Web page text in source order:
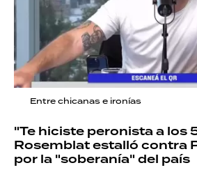
Entre chicanas e ironías
"Te hiciste peronista a los
Rosemblat estalló contra
por la "soberanía" del país